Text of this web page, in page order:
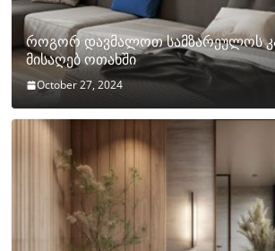
როგორ დავმალოთ სამზარეულოს
მისაღებ ოთახში
October 27, 2024